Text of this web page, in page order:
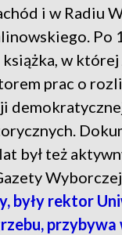
i w Radiu
Po
książka, w
prac o
był też
były rektor
przybywa